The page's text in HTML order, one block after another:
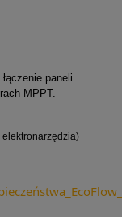
paneli
MPPT.
elektronarzędzia)